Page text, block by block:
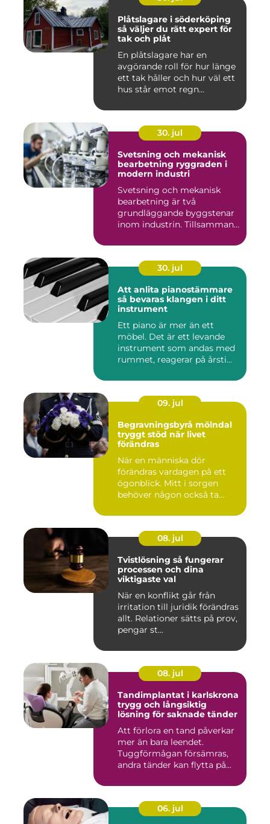
Plåtslagare i söderköping
så väljer du rätt expert för
tak och plåt
En plåtslagare har en
avgörande roll för hur länge
ett tak håller och hur väl ett
hus står emot regn...
30. jul
Svetsning och mekanisk
bearbetning ryggraden i
modern industri
Svetsning och mekanisk
bearbetning är två
grundläggande byggstenar
inom industrin. Tillsammans
30. jul
Att anlita pianostämmare
så bevaras klangen i ditt
instrument
Ett piano är mer än ett
möbel. Det är ett levande
instrument som andas med
rummet, reagerar på årsti...
09. jul
Begravningsbyrå mölndal
tryggt stöd när livet
förändras
När en människa dör
förändras vardagen på ett
ögonblick. Mitt i sorgen
behöver någon också ta
08. jul
Tvistlösning så fungerar
processen och dina
viktigaste val
När en konflikt går från
irritation till juridik förändras
allt. Relationer sätts på prov,
pengar st...
08. jul
Tandimplantat i karlskrona
trygg och långsiktig
lösning för saknade tänder
Att förlora en tand påverkar
mer än bara leendet.
Tuggförmågan försämras,
andra tänder kan flytta på...
06. jul